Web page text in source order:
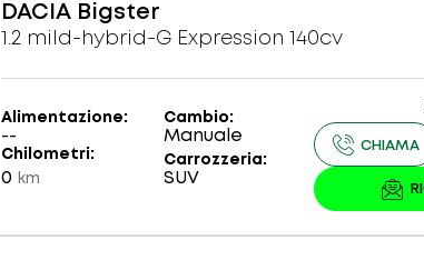
DACIA Bigster
1.2 mild-hybrid-G Expression 140cv
Alimentazione
--
Cambio
Manuale
Chilometri
0 km
Carrozzeria
SUV